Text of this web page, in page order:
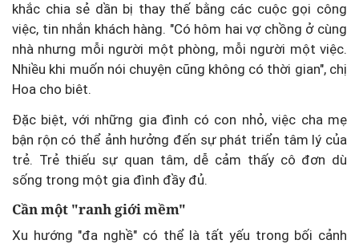
khắc chia sẻ dần bị thay thế bằng các cuộc gọi công
việc, tin nhắn khách hàng. "Có hôm hai vợ chồng ở cùng
nhà nhưng mỗi người một phòng, mỗi người một việc.
Nhiều khi muốn nói chuyện cũng không có thời gian", chị
Hoa cho biêt.
Đặc biệt, với những gia đình có con nhỏ, việc cha mẹ
bận rộn có thể ảnh hưởng đến sự phát triển tâm lý của
trẻ. Trẻ thiếu sự quan tâm, dễ cảm thấy cô đơn dù
sống trong một gia đình đầy đủ.
Cần một "ranh giới mềm"
Xu hướng "đa nghề" có thể là tất yếu trong bối cảnh